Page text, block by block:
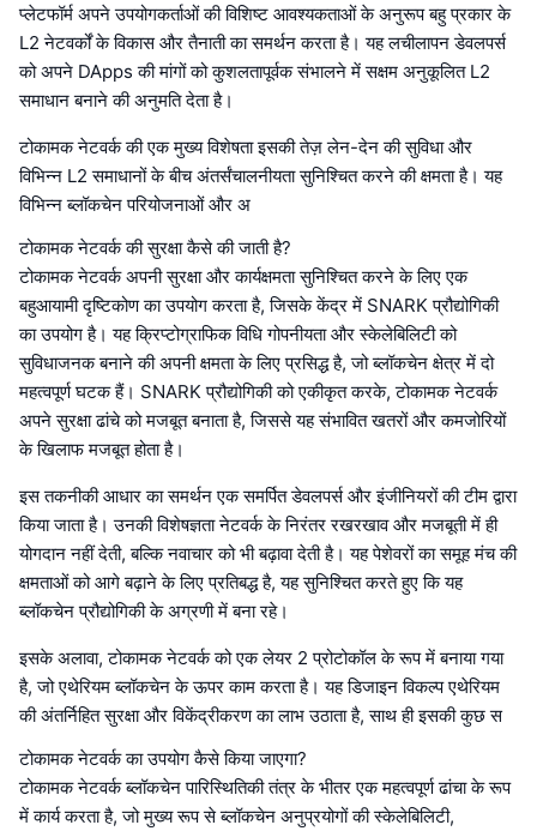
प्लेटफॉर्म अपने उपयोगकर्ताओं की विशिष्ट आवश्यकताओं के अनुरूप बहु प्रकार के
L2 नेटवर्कों के विकास और तैनाती का समर्थन करता है। यह लचीलापन डेवलपर्स
को अपने DApps की मांगों को कुशलतापूर्वक संभालने में सक्षम अनुकूलित L2
समाधान बनाने की अनुमति देता है।
टोकामक नेटवर्क की एक मुख्य विशेषता इसकी तेज़ लेन-देन की सुविधा और
विभिन्न L2 समाधानों के बीच अंतर्संचालनीयता सुनिश्चित करने की क्षमता है। यह
विभिन्न ब्लॉकचेन परियोजनाओं और अ
टोकामक नेटवर्क की सुरक्षा कैसे की जाती है?
टोकामक नेटवर्क अपनी सुरक्षा और कार्यक्षमता सुनिश्चित करने के लिए एक
बहुआयामी दृष्टिकोण का उपयोग करता है, जिसके केंद्र में SNARK प्रौद्योगिकी
का उपयोग है। यह क्रिप्टोग्राफिक विधि गोपनीयता और स्केलेबिलिटी को
सुविधाजनक बनाने की अपनी क्षमता के लिए प्रसिद्ध है, जो ब्लॉकचेन क्षेत्र में दो
महत्वपूर्ण घटक हैं। SNARK प्रौद्योगिकी को एकीकृत करके, टोकामक नेटवर्क
अपने सुरक्षा ढांचे को मजबूत बनाता है, जिससे यह संभावित खतरों और कमजोरियों
के खिलाफ मजबूत होता है।
इस तकनीकी आधार का समर्थन एक समर्पित डेवलपर्स और इंजीनियरों की टीम द्वारा
किया जाता है। उनकी विशेषज्ञता नेटवर्क के निरंतर रखरखाव और मजबूती में ही
योगदान नहीं देती, बल्कि नवाचार को भी बढ़ावा देती है। यह पेशेवरों का समूह मंच की
क्षमताओं को आगे बढ़ाने के लिए प्रतिबद्ध है, यह सुनिश्चित करते हुए कि यह
ब्लॉकचेन प्रौद्योगिकी के अग्रणी में बना रहे।
इसके अलावा, टोकामक नेटवर्क को एक लेयर 2 प्रोटोकॉल के रूप में बनाया गया
है, जो एथेरियम ब्लॉकचेन के ऊपर काम करता है। यह डिजाइन विकल्प एथेरियम
की अंतर्निहित सुरक्षा और विकेंद्रीकरण का लाभ उठाता है, साथ ही इसकी कुछ स
टोकामक नेटवर्क का उपयोग कैसे किया जाएगा?
टोकामक नेटवर्क ब्लॉकचेन पारिस्थितिकी तंत्र के भीतर एक महत्वपूर्ण ढांचा के रूप
में कार्य करता है, जो मुख्य रूप से ब्लॉकचेन अनुप्रयोगों की स्केलेबिलिटी,